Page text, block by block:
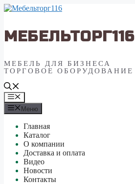
Перейти
МЕБЕЛЬТОРГ116
МЕБЕЛЬ ДЛЯ БИЗНЕСА
ТОРГОВОЕ ОБОРУДОВАНИЕ
Меню
Меню
Главная
Каталог
О компании
Доставка и оплата
Видео
Новости
Контакты